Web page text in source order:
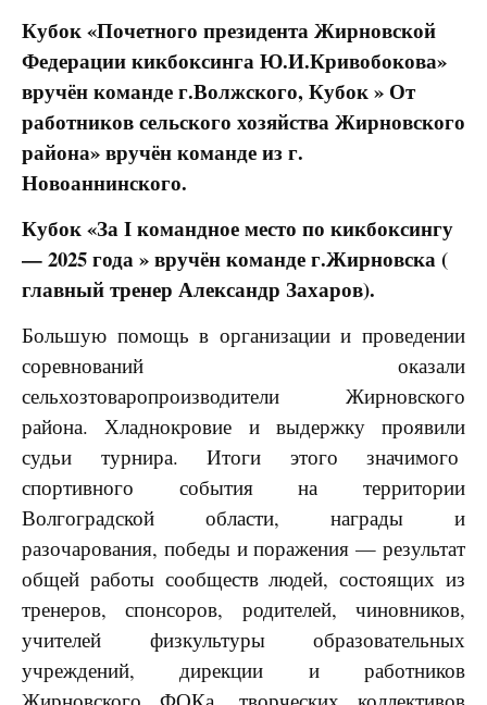
Кубок «Почетного президента Жирновской
Федерации кикбоксинга Ю.И.Кривобокова»
вручён команде г.Волжского, Кубок » От
работников сельского хозяйства Жирновского
района» вручён команде из г.
Новоаннинского.
Кубок «За I командное место по кикбоксингу
— 2025 года » вручён команде г.Жирновска (
главный тренер Александр Захаров).
Большую помощь в организации и проведении
соревнований оказали
сельхозтоваропроизводители Жирновского
района. Хладнокровие и выдержку проявили
судьи турнира. Итоги этого значимого
спортивного события на территории
Волгоградской области, награды и
разочарования, победы и поражения — результат
общей работы сообществ людей, состоящих из
тренеров, спонсоров, родителей, чиновников,
учителей физкультуры образовательных
учреждений, дирекции и работников